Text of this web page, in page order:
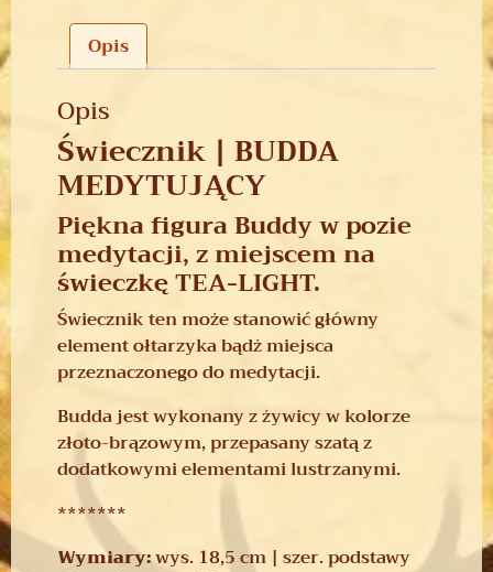
Opis
Opis
Świecznik | BUDDA
MEDYTUJĄCY
Piękna figura Buddy w pozie
medytacji, z miejscem na
świeczkę TEA-LIGHT.
Świecznik ten może stanowić główny
element ołtarzyka bądż miejsca
przeznaczonego do medytacji.
Budda jest wykonany z żywicy w kolorze
złoto-brązowym, przepasany szatą z
dodatkowymi elementami lustrzanymi.
*******
Wymiary:wys. 18,5 cm | szer. podstawy